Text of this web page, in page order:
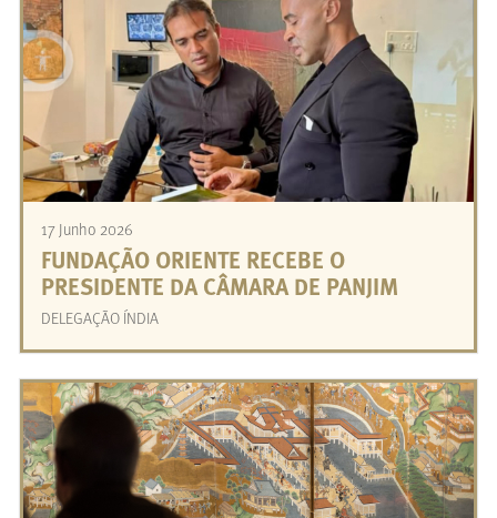
17 Junho 2026
FUNDAÇÃO ORIENTE RECEBE O
PRESIDENTE DA CÂMARA DE PANJIM
DELEGAÇÃO ÍNDIA